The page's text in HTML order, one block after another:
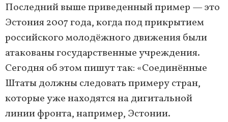
Последний выше приведенный пример — это
Эстония 2007 года, когда под прикрытием
российского молодёжного движения были
атакованы государственные учреждения.
Сегодня об этом пишут так: «Соединённые
Штаты должны следовать примеру стран,
которые уже находятся на дигитальной
линии фронта, например, Эстонии.